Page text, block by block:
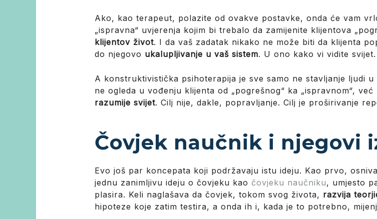
Ako, kao terapeut, polazite od ovakve postavke, onda će vam
„ispravna“ uvjerenja kojim bi trebalo da zamijenite klijentova
klijentov život. I da vaš zadatak nikako ne može biti da klijenta
do njegovo ukalupljivanje u vaš sistem. U ono kako vi vidite svijet.
A konstruktivistička psihoterapija je sve samo ne stavljanje ljudi
ne ogleda u vođenju klijenta od „pogrešnog“ ka „ispravnom“, već
razumije svijet. Cilj nije, dakle, popravljanje. Cilj je proširivanje
Čovjek naučnik i njegovi
Evo još par koncepata koji podržavaju istu ideju. Kao prvo,
jednu zanimljivu ideju o čovjeku kao čovjeku naučniku, umjesto
plasira. Keli naglašava da čovjek, tokom svog života, razvija
hipoteze koje zatim testira, a onda ih i, kada je to potrebno,